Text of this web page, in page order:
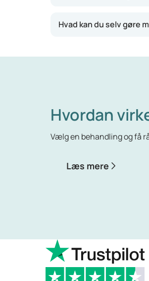
Menstruationsgener er
Hvad kan du selv gøre
Hvordan
Vælg en behandling og få
Læs mere